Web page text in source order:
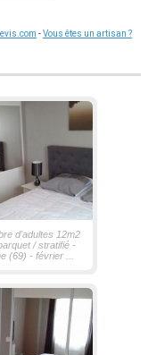
-Vous êtes un artisan ?
d'adultes 12m2
/ stratifié -
(69) - février ...